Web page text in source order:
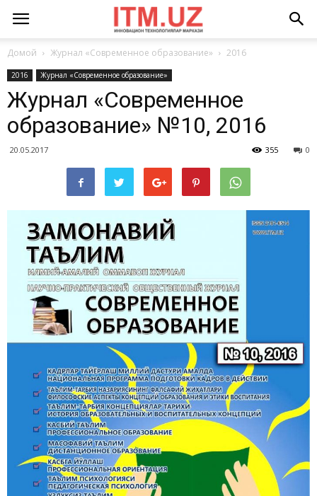
Домой Журнал «Современное образование» 2016
2016 Журнал «Современное образование»
Журнал «Современное
образование» №10, 2016
20.05.2017 0
355